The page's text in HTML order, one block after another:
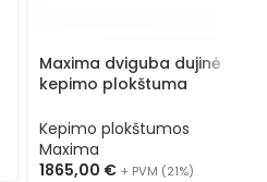
Maxima dviguba dujinė
kepimo plokštuma
Kepimo plokštumos
Maxima
1865,00 € + PVM (21%)